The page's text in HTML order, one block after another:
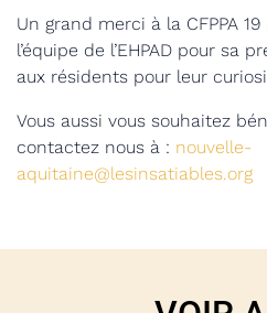
Un grand merci à la CFPPA
l’équipe de l’EHPAD pour sa
aux résidents pour leur
Vous aussi vous souhaitez
contactez nous à : nouvelle-
aquitaine@lesinsatiables.org